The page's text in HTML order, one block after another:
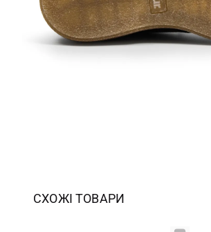
СХОЖІ ТОВАРИ